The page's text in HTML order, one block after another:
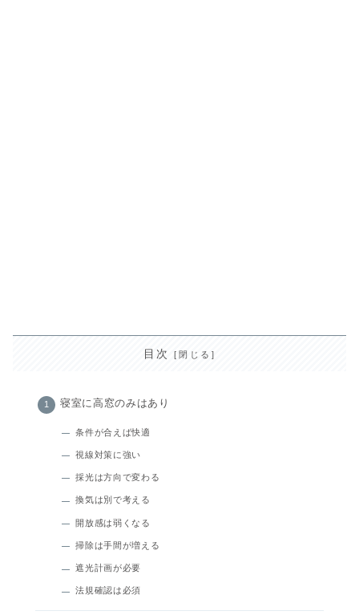
目次
寝室に高窓のみはあり
条件が合えば快適
視線対策に強い
採光は方向で変わる
換気は別で考える
開放感は弱くなる
掃除は手間が増える
遮光計画が必要
法規確認は必須